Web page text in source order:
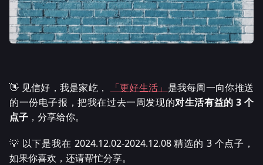
👋 见信好，我是家屹， 「更好生活」 是我每周一向你推送
的一份电子报，把我在过去一周发现的对生活有益的 3 个
点子 ，分享给你。
💡 以下是我在 2024.12.02-2024.12.08 精选的 3 个点子，
如果你喜欢，还请帮忙分享。